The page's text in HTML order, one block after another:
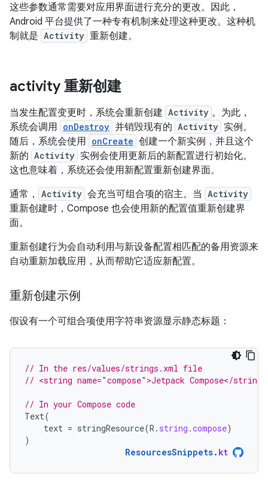
这些参数通常需要对应用界面进行充分的更改。因此，
Android 平台提供了一种专有机制来处理这种更改。这种机
制就是 Activity 重新创建。
activity 重新创建
当发生配置变更时，系统会重新创建 Activity 。为此，
系统会调用 onDestroy 并销毁现有的 Activity 实例。
随后，系统会使用 onCreate 创建一个新实例，并且这个
新的 Activity 实例会使用更新后的新配置进行初始化。
这也意味着，系统还会使用新配置重新创建界面。
通常，
Activity 会充当可组合项的宿主。当 Activity
重新创建时，Compose 也会使用新的配置值重新创建界
面。
重新创建行为会自动利用与新设备配置相匹配的备用资源来
自动重新加载应用，从而帮助它适应新配置。
重新创建示例
假设有一个可组合项使用字符串资源显示静态标题：
// In the res/values/strings.xml file
// <string name="compose">Jetpack Compose</string>
// In your Compose code
Text(
text = stringResource(R . string .compose)
)
ResourcesSnippets. kt